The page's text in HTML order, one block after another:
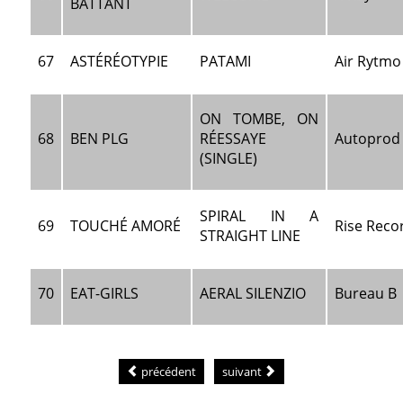
67 ASTÉRÉOTYPIE PATAMI Air Rytmo
68 BEN PLG
ON TOMBE, ON
RÉESSAYE
(SINGLE)
Autoprod
69 TOUCHÉ AMORÉ
SPIRAL IN A
STRAIGHT LINE
Rise
70 EAT-GIRLS AERAL SILENZIO Bureau B
précédent suivant